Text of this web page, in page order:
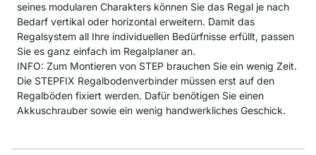
seines modularen Charakters können Sie das Regal je nach
Bedarf vertikal oder horizontal erweitern. Damit das
Regalsystem all Ihre individuellen Bedürfnisse erfüllt, passen
Sie es ganz einfach im Regalplaner an.
INFO: Zum Montieren von STEP brauchen Sie ein wenig Zeit.
Die STEPFIX Regalbodenverbinder müssen erst auf den
Regalböden fixiert werden. Dafür benötigen Sie einen
Akkuschrauber sowie ein wenig handwerkliches Geschick.